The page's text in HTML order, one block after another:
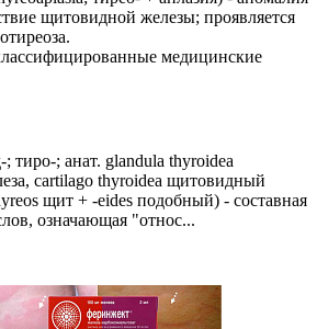
щитовидной железы; проявляется
медицинские
тиро-; анат. glandula thyroidea
cartilago thyroidea щитовидный
щит + -eides подобный) - составная
означающая "относ...